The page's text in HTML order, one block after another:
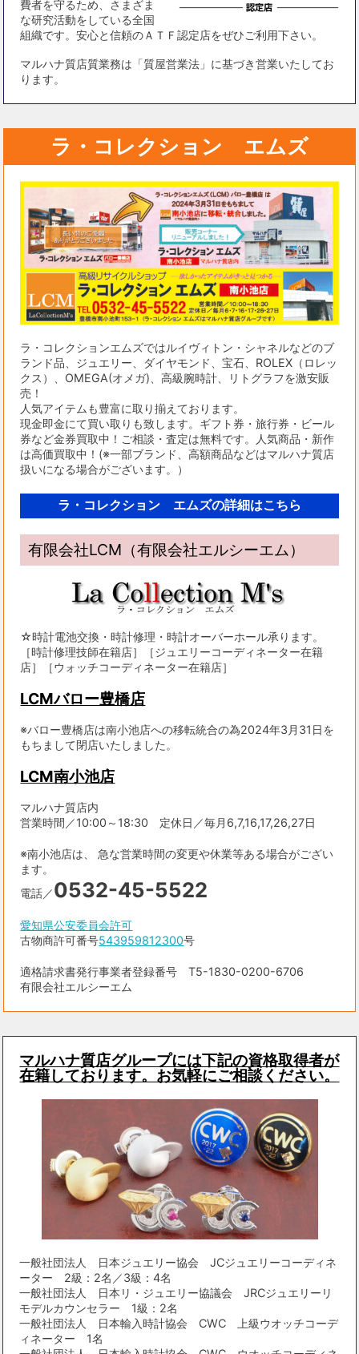
費者を守るため、さまざま
な研究活動をしている全国
組織です。安心と信頼のＡＴＦ認定店をぜひご利用下さい。
マルハナ質店質業務は「質屋営業法」に基づき営業いたしてお
ります。
ラ・コレクション エムズ
ラ・コレクションエムズではルイヴィトン・シャネルなどのブ
ランド品、ジュエリー、ダイヤモンド、宝石、ROLEX（ロレッ
クス）、OMEGA(オメガ)、高級腕時計、リトグラフを激安販
売！
人気アイテムも豊富に取り揃えております。
現金即金にて買い取りも致します。ギフト券・旅行券・ビール
券など金券買取中！ご相談・査定は無料です。人気商品・新作
は高価買取中！(※一部ブランド、高額商品などはマルハナ質店
扱いになる場合がございます。）
ラ・コレクション エムズの詳細はこちら
有限会社LCM（有限会社エルシーエム）
☆時計電池交換・時計修理・時計オーバーホール承ります。
［時計修理技師在籍店］［ジュエリーコーディネーター在籍
店］［ウォッチコーディネーター在籍店］
LCMバロー豊橋店
※バロー豊橋店は南小池店への移転統合の為2024年3月31日を
もちまして閉店いたしました。
LCM南小池店
マルハナ質店内
営業時間／10:00～18:30 定休日／毎月6,7,16,17,26,27日
※南小池店は、 急な営業時間の変更や休業等ある場合がござい
ます。
電話／0532-45-5522
愛知県公安委員会許可
古物商許可番号543959812300号
適格請求書発行事業者登録番号 T5-1830-0200-6706
有限会社エルシーエム
マルハナ質店グループには下記の資格取得者が
在籍しております。お気軽にご相談ください。
一般社団法人 日本ジュエリー協会 JCジュエリーコーディネ
ーター 2級：2名／3級：4名
一般社団法人 日本リ・ジュエリー協議会 JRCジュエリーリ
モデルカウンセラー 1級：2名
一般社団法人 日本輸入時計協会 CWC 上級ウオッチコーデ
ィネーター 1名